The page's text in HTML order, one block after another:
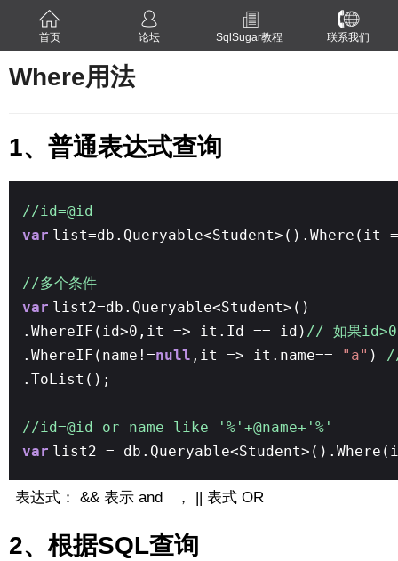
首页 论坛 SqlSugar教程 联系我们
Where用法
1、普通表达式查询
//id=@id
var
//多个条件
var list2=db.Queryable<Student>()
.WhereIF(id>0,it => it.Id == id) // 如果
.WhereIF(name!=null ,it => it.name== "a" )
.ToList();
//id=@id or name like '%'+@name+'%'
var list2 =
表达式： && 表示 and ， || 表式 OR
2、根据SQL查询